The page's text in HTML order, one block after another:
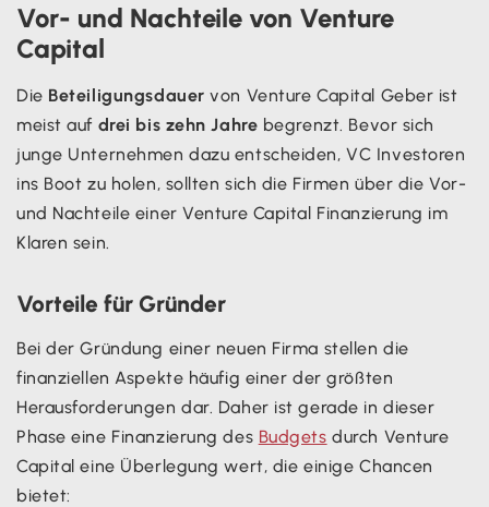
Vor- und Nachteile von Venture
Capital
Die Beteiligungsdauer von Venture Capital Geber ist
meist auf drei bis zehn Jahre begrenzt. Bevor sich
junge Unternehmen dazu entscheiden, VC Investoren
ins Boot zu holen, sollten sich die Firmen über die Vor-
und Nachteile einer Venture Capital Finanzierung im
Klaren sein.
Vorteile für Gründer
Bei der Gründung einer neuen Firma stellen die
finanziellen Aspekte häufig einer der größten
Herausforderungen dar. Daher ist gerade in dieser
Phase eine Finanzierung des Budgets durch Venture
Capital eine Überlegung wert, die einige Chancen
bietet: